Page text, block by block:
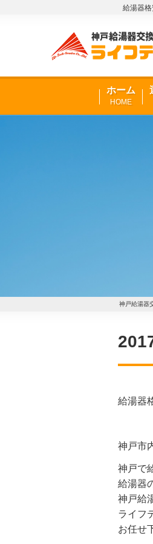
給湯器
ホーム
HOME
神戸給湯器
給湯器
神戸市
神戸で
給湯器
神戸給
ライフ
お任せ